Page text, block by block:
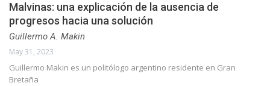
Malvinas: una explicación de la ausencia de
progresos hacia una solución
Guillermo A. Makin
May 31, 2023
Guillermo Makin es un politólogo argentino residente en Gran
Bretaña